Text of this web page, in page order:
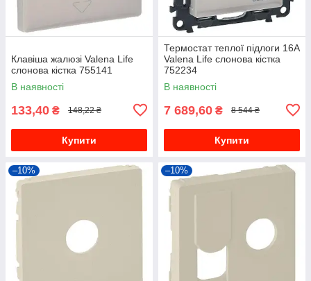
Клавіша жалюзi Valena Life
слонова кістка 755141
В наявності
133,40 ₴ 148,22 ₴
Купити
Термостат теплої підлоги 16А
Valena Life слонова кістка
752234
В наявності
7 689,60 ₴ 8 544 ₴
Купити
–10% –10%